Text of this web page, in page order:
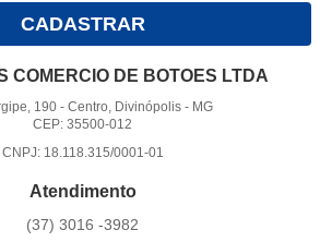
CADASTRAR
COMERCIO DE BOTOES LTDA
190 -Centro, Divinópolis - MG
CEP: 35500-012
CNPJ: 18.118.315/0001-01
Atendimento
(37) 3016 -3982